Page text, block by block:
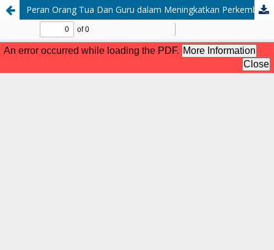
Peran Orang Tua Dan Guru dalam Meningkatkan Perkembangan Belajar Siswa Kelas II di SDN 2 Batu Nampar